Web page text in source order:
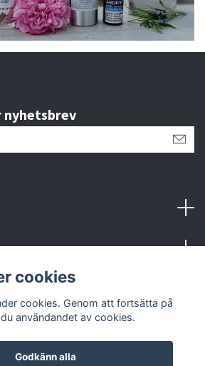
nyhetsbrev
cookies
cookies. Genom att fortsätta på
användandet av cookies.
Godkänn alla